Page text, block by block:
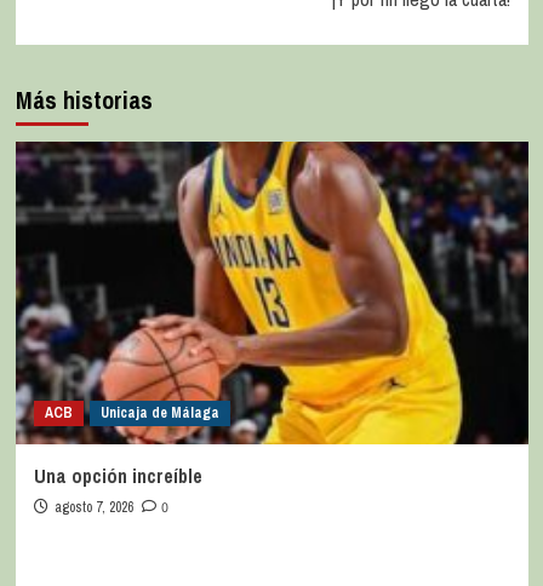
Más historias
ACB Unicaja de Málaga
Una opción increíble
agosto 7, 2026 0